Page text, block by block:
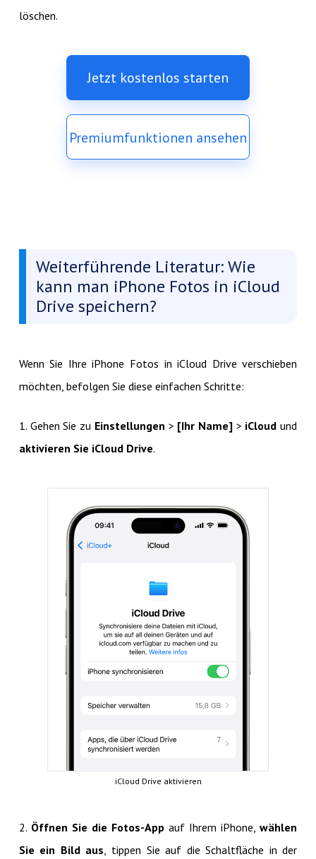
löschen.
Jetzt kostenlos starten
Premiumfunktionen ansehen
Weiterführende Literatur: Wie
kann man iPhone Fotos in iCloud
Drive speichern?
Wenn Sie Ihre iPhone Fotos in iCloud Drive verschieben
möchten, befolgen Sie diese einfachen Schritte:
1. Gehen Sie zu Einstellungen > [Ihr Name] > iCloud und
aktivieren Sie iCloud Drive.
iCloud Drive aktivieren
2. Öffnen Sie die Fotos-App auf Ihrem iPhone,wählen
Sie ein Bild aus , tippen Sie auf die Schaltfläche in der